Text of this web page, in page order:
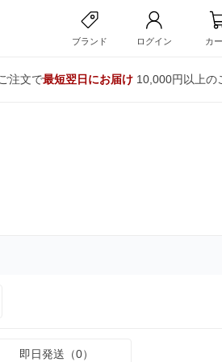
ブランド ログイン カ
注文で最短翌日にお届け10,000円以上の
即日発送（0）